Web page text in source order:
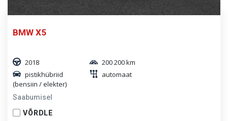
BMW X5
2018
200 200 km
pistikhübriid
(bensiin / elekter)
automaat
Saabumisel
VÕRDLE